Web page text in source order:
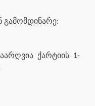
გამომდინარე:
ქარტიის 1-